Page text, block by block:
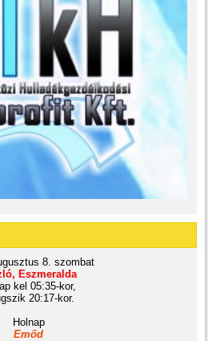
8. szombat
Eszmeralda
kel 05:35-kor,
20:17-kor.
Holnap
Emőd